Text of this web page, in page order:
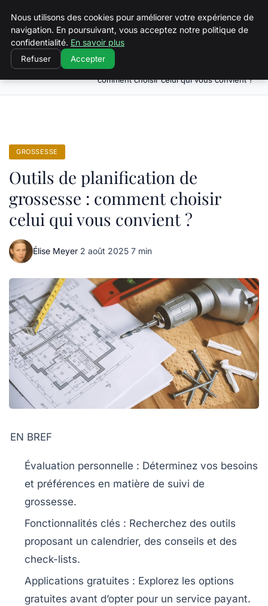
Squeakyswing.com
Outils de planification de grossesse :
comment choisir celui qui vous convient ?
GROSSESSE
Outils de planification de
grossesse : comment choisir
celui qui vous convient ?
Élise Meyer·2 août 2025·7 min
EN BREF
Évaluation personnelle : Déterminez vos besoins
et préférences en matière de suivi de
grossesse.
Fonctionnalités clés : Recherchez des outils
proposant un calendrier, des conseils et des
check-lists.
Applications gratuites : Explorez les options
gratuites avant d’opter pour un service payant.
Nous utilisons des cookies pour améliorer votre expérience de
navigation. En poursuivant, vous acceptez notre politique de
confidentialité. En savoir plus
Refuser Accepter